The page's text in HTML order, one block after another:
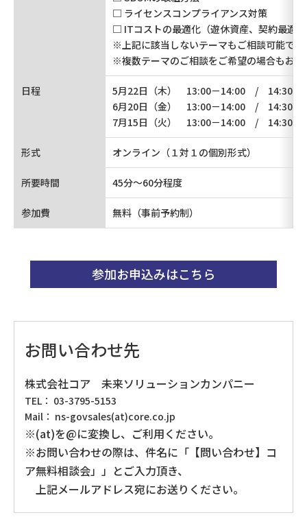
□ ライセンスコンプライアンス対策
□ ITコストの最適化（遊休資産、契約最適
※上記に該当しないテーマもご相談可能です
※複数テーマのご相談をご希望の場合もお
日程
5月22日（木） 13:00－14:00 / 14:30
6月20日（金） 13:00－14:00 / 14:30
7月15日（火） 13:00－14:00 / 14:30－
形式 オンライン（１対１の個別形式）
所要時間 45分～60分程度
参加費 無料（事前予約制）
参加お申込みはこちら
お問い合わせ先
株式会社コア 未来ソリューションカンパニー
TEL： 03-3795-5153
Mail： ns-govsales(at)core.co.jp
※(at)を@に変換し、ご利用ください。
※お問い合わせの際は、件名に「【問い合わせ】コ
ア無料相談会」」とご入力頂き、
上記メールアドレス宛にお送りください。